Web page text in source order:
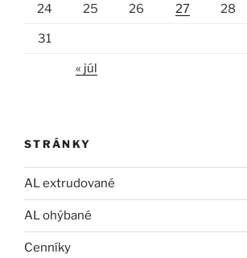
24 25 26 27 28
31
« júl
STRÁNKY
AL extrudované
AL ohýbané
Cenníky